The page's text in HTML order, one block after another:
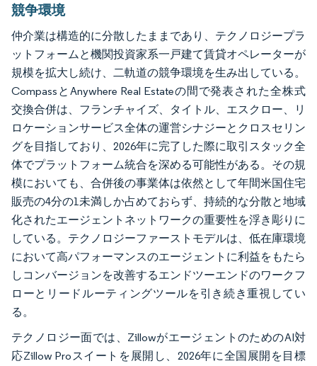
競争環境
仲介業は構造的に分散したままであり、テクノロジープラ
ットフォームと機関投資家系一戸建て賃貸オペレーターが
規模を拡大し続け、二軌道の競争環境を生み出している。
CompassとAnywhere Real Estateの間で発表された全株式
交換合併は、フランチャイズ、タイトル、エスクロー、リ
ロケーションサービス全体の運営シナジーとクロスセリン
グを目指しており、2026年に完了した際に取引スタック全
体でプラットフォーム統合を深める可能性がある。その規
模においても、合併後の事業体は依然として年間米国住宅
販売の4分の1未満しか占めておらず、持続的な分散と地域
化されたエージェントネットワークの重要性を浮き彫りに
している。テクノロジーファーストモデルは、低在庫環境
において高パフォーマンスのエージェントに利益をもたら
しコンバージョンを改善するエンドツーエンドのワークフ
ローとリードルーティングツールを引き続き重視してい
る。
テクノロジー面では、ZillowがエージェントのためのAI対
応Zillow Proスイートを展開し、2026年に全国展開を目標